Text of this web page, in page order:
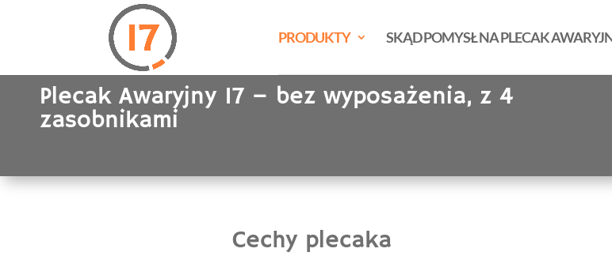
PRODUKTY SKĄD POMYSŁ NA PLECAK
Plecak Awaryjny 17 – bez wyposażenia, z 4
zasobnikami
Cechy plecaka